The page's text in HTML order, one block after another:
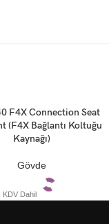
F4X Connection Seat
(F4X Bağlantı Koltuğu
Kaynağı)
Gövde
KDV Dahil